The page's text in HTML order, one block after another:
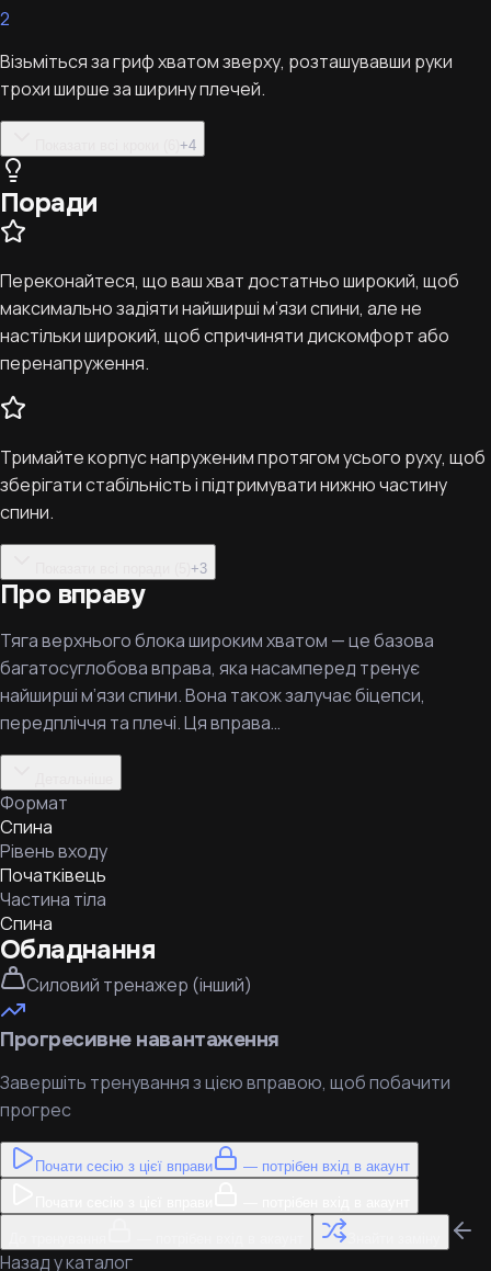
2
Візьміться за гриф хватом зверху, розташувавши руки
трохи ширше за ширину плечей.
+4
Поради
Переконайтеся, що ваш хват достатньо широкий, щоб
максимально задіяти найширші м’язи спини, але не
настільки широкий, щоб спричиняти дискомфорт або
перенапруження.
Тримайте корпус напруженим протягом усього руху, щоб
зберігати стабільність і підтримувати нижню частину
спини.
+3
Про вправу
Тяга верхнього блока широким хватом — це базова
багатосуглобова вправа, яка насамперед тренує
найширші м’язи спини. Вона також залучає біцепси,
передпліччя та плечі. Ця вправа…
Формат
Спина
Рівень входу
Початківець
Частина тіла
Спина
Обладнання
Силовий тренажер (інший)
Прогресивне навантаження
Завершіть тренування з цією вправою, щоб побачити
прогрес
Почати сесію з цієї вправи — потрібен вхід в акаунт
Назад у каталог